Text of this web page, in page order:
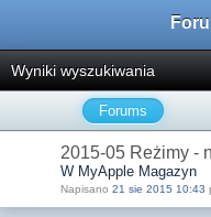
Wyniki wyszukiwania
Forums
2015-05 Reżimy -
W MyApple Magazyn
Napisano 21 sie 2015 10:43